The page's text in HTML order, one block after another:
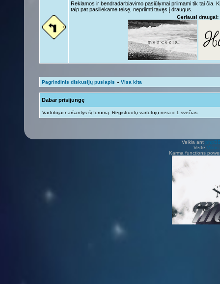
Reklamos ir bendradarbiavimo pasiūlymai priimami tik tai čia.
taip pat pasiliekame teisę, nepriimti tavęs į draugus.
Geriausi draugai:
Pagrindinis diskusijų puslapis » Visa kita
Dabar prisijungę
Vartotojai naršantys šį forumą: Registruotų vartotojų nėra ir 1 svečias
Veikia ant
Vertė Vilius
Karma functions